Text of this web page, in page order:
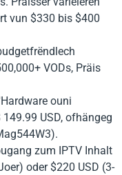
vun $330 bis $400
VODs, Präis
ouni
USD, ofhängeg
zum IPTV Inhalt
oder $220 USD (3-